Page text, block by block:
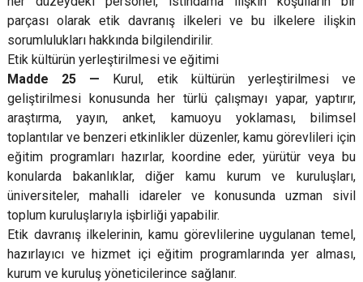
parçası olarak etik davranış ilkeleri ve bu ilkelere ilişkin
sorumlulukları hakkında bilgilendirilir.
Etik kültürün yerleştirilmesi ve eğitimi
Madde 25 — Kurul, etik kültürün yerleştirilmesi ve
geliştirilmesi konusunda her türlü çalışmayı yapar, yaptırır,
araştırma, yayın, anket, kamuoyu yoklaması, bilimsel
toplantılar ve benzeri etkinlikler düzenler, kamu görevlileri için
eğitim programları hazırlar, koordine eder, yürütür veya bu
konularda bakanlıklar, diğer kamu kurum ve kuruluşları,
üniversiteler, mahalli idareler ve konusunda uzman sivil
toplum kuruluşlarıyla işbirliği yapabilir.
Etik davranış ilkelerinin, kamu görevlilerine uygulanan temel,
hazırlayıcı ve hizmet içi eğitim programlarında yer alması,
kurum ve kuruluş yöneticilerince sağlanır.